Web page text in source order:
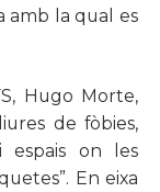
amb la qual es
Hugo Morte,
de fòbies,
espais on les
En eixa